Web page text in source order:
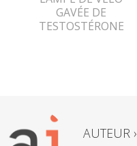
GAVÉE DE
TESTOSTÉRONE
AUTEUR ›